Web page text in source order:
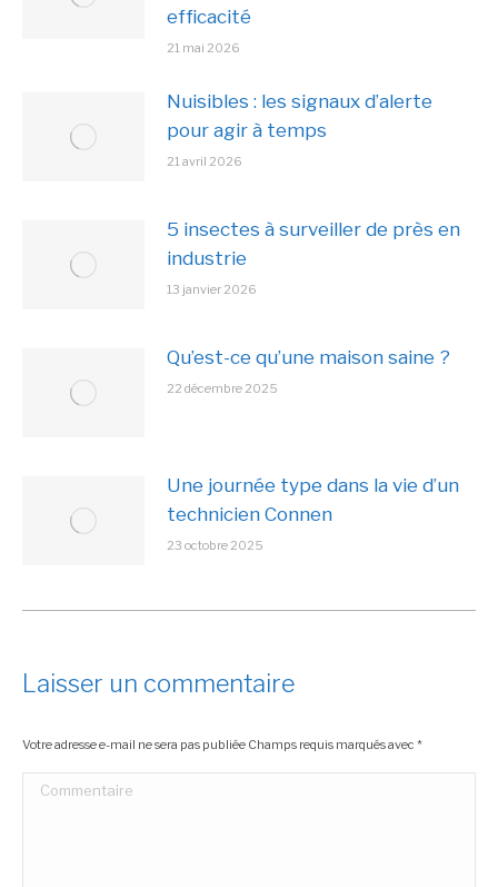
efficacité
21 mai 2026
Nuisibles : les signaux d’alerte
pour agir à temps
21 avril 2026
5 insectes à surveiller de près en
industrie
13 janvier 2026
Qu’est-ce qu’une maison saine ?
22 décembre 2025
Une journée type dans la vie d’un
technicien Connen
23 octobre 2025
Laisser un commentaire
Votre adresse e-mail ne sera pas publiée Champs requis marqués avec *
Commentaire